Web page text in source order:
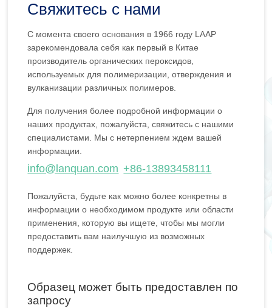
Свяжитесь с нами
С момента своего основания в 1966 году LAAP
зарекомендовала себя как первый в Китае
производитель органических пероксидов,
используемых для полимеризации, отверждения и
вулканизации различных полимеров.
Для получения более подробной информации о
наших продуктах, пожалуйста, свяжитесь с нашими
специалистами. Мы с нетерпением ждем вашей
информации.
info@lanquan.com +86-13893458111
Пожалуйста, будьте как можно более конкретны в
информации о необходимом продукте или области
применения, которую вы ищете, чтобы мы могли
предоставить вам наилучшую из возможных
поддержек.
Образец может быть предоставлен по
запросу